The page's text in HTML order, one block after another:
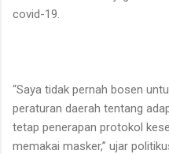
covid-19.
“Saya tidak pernah bosen
peraturan daerah tentang
tetap penerapan protokol
memakai masker,” ujar